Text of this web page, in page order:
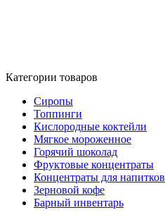
Категории товаров
Сиропы
Топпинги
Кислородные коктейли
Мягкое мороженное
Горячий шоколад
Фруктовые концентраты
Концентраты для напитков
Зерновой кофе
Барный инвентарь